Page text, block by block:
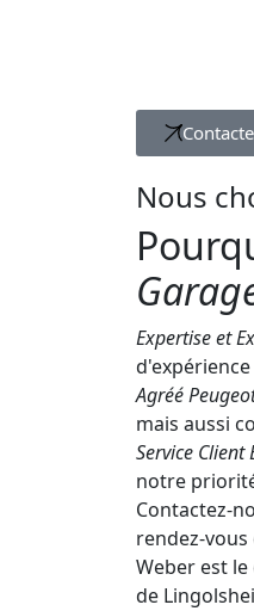
Nous
Expertise et
Agréé
mais aussi
Service Client
notre
Contactez-
rendez-
Weber est
de